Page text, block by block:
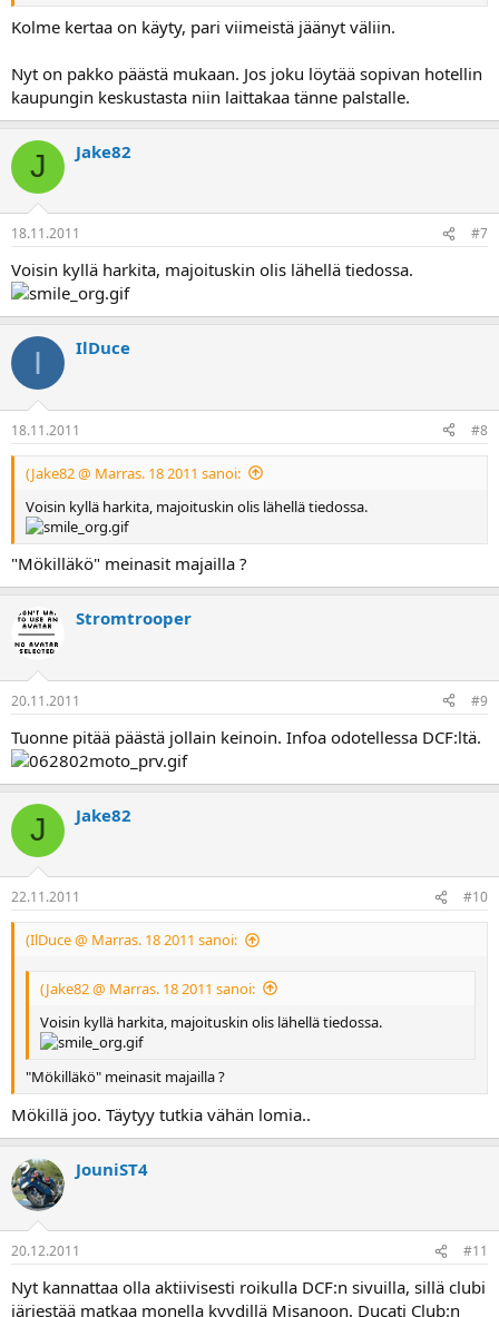
Kolme kertaa on käyty, pari viimeistä jäänyt väliin.
Nyt on pakko päästä mukaan. Jos joku löytää sopivan hotellin
kaupungin keskustasta niin laittakaa tänne palstalle.
J Jake82
18.11.2011 #7
Voisin kyllä harkita, majoituskin olis lähellä tiedossa.
I IlDuce
18.11.2011 #8
(Jake82 @ Marras. 18 2011 sanoi:
Voisin kyllä harkita, majoituskin olis lähellä tiedossa.
"Mökilläkö" meinasit majailla ?
Stromtrooper
20.11.2011 #9
Tuonne pitää päästä jollain keinoin. Infoa odotellessa DCF:ltä.
J Jake82
22.11.2011 #10
(IlDuce @ Marras. 18 2011 sanoi:
(Jake82 @ Marras. 18 2011 sanoi:
Voisin kyllä harkita, majoituskin olis lähellä tiedossa.
"Mökilläkö" meinasit majailla ?
Mökillä joo. Täytyy tutkia vähän lomia..
JouniST4
20.12.2011 #11
Nyt kannattaa olla aktiivisesti roikulla DCF:n sivuilla, sillä clubi
järjestää matkaa monella kyydillä Misanoon. Ducati Club:n